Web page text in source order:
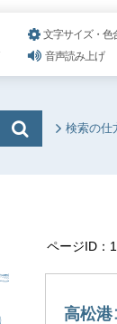
文字サイズ・色
音声読み上げ
検索の仕
ページID：
高松港